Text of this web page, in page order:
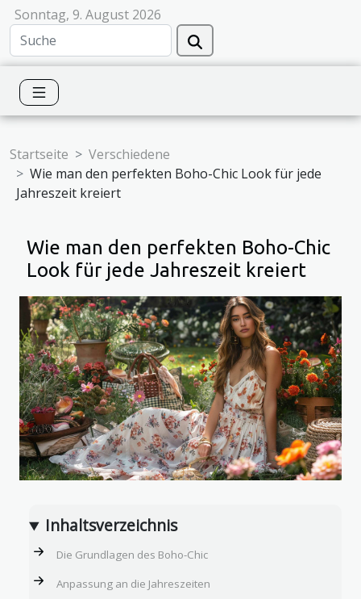
Sonntag, 9. August 2026
Startseite
Verschiedene
Wie man den perfekten Boho-Chic Look für jede
Jahreszeit kreiert
Wie man den perfekten Boho-Chic
Look für jede Jahreszeit kreiert
Inhaltsverzeichnis
Die Grundlagen des Boho-Chic
Anpassung an die Jahreszeiten